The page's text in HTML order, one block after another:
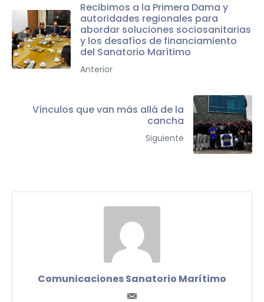
Recibimos a la Primera Dama y
autoridades regionales para
abordar soluciones sociosanitarias
y los desafíos de financiamiento
del Sanatorio Marítimo
Anterior
Vínculos que van más allá de la
cancha
Siguiente
Comunicaciones Sanatorio Marítimo